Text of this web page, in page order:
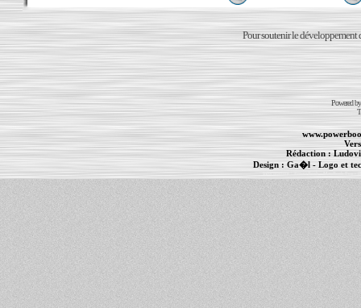
Pour soutenir le développement
Powered
Rédaction :
Design : Ga�l- Logo et